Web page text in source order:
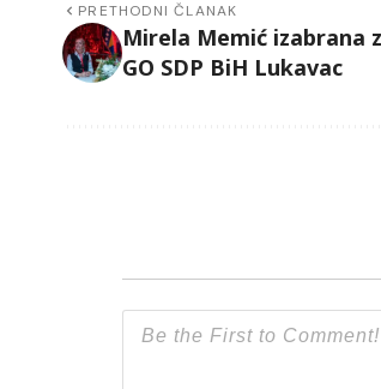
PRETHODNI ČLANAK
Mirela Memić izabrana
GO SDP BiH Lukavac